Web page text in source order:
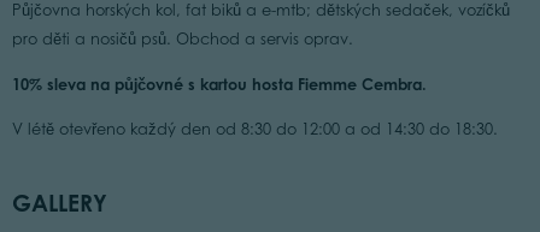
Půjčovna horských kol, fat biků a e-mtb; dětských sedaček, vozíčků
pro děti a nosičů psů. Obchod a servis oprav.
10% sleva na půjčovné s kartou hosta Fiemme Cembra.
V létě otevřeno každý den od 8:30 do 12:00 a od 14:30 do 18:30.
GALLERY